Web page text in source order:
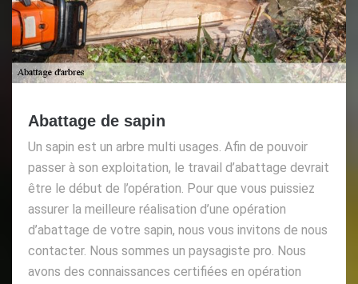
Abattage de sapin
Un sapin est un arbre multi usages. Afin de pouvoir
passer à son exploitation, le travail d’abattage devrait
être le début de l’opération. Pour que vous puissiez
assurer la meilleure réalisation d’une opération
d’abattage de votre sapin, nous vous invitons de nous
contacter. Nous sommes un paysagiste pro. Nous
avons des connaissances certifiées en opération